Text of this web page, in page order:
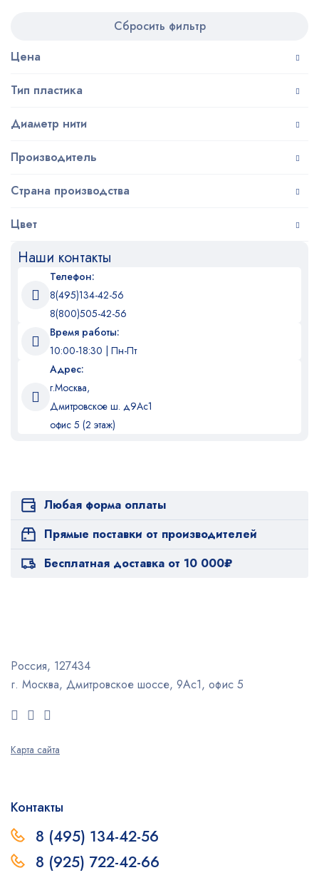
Сбросить фильтр
Цена
Тип пластика
Диаметр нити
Производитель
Страна производства
Цвет
Наши контакты
Телефон:
8(495)134-42-56
8(800)505-42-56
Время работы:
10:00-18:30 | Пн-Пт
Адрес:
г.Москва,
Дмитровское ш. д9Ас1
офис 5 (2 этаж)
Любая форма оплаты
Прямые поставки от производителей
Бесплатная доставка от 10 000₽
Россия, 127434
г. Москва, Дмитровское шоссе, 9Ас1, офис 5
Карта сайта
Контакты
8 (495) 134-42-56
8 (925) 722-42-66